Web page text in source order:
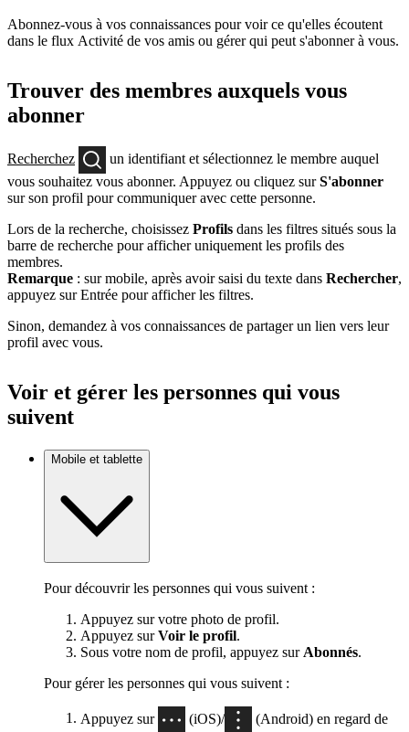
Abonnez-vous à vos connaissances pour voir ce qu'elles écoutent
dans le flux Activité de vos amis ou gérer qui peut s'abonner à vous.
Trouver des membres auxquels vous
abonner
Recherchez
un identifiant et sélectionnez le membre auquel
vous souhaitez vous abonner. Appuyez ou cliquez surS'abonner
sur son profil pour communiquer avec cette personne.
Lors de la recherche, choisissez Profils dans les filtres situés sous la
barre de recherche pour afficher uniquement les profils des
membres.
Remarque : sur mobile, après avoir saisi du texte dans Rechercher,
appuyez sur Entrée pour afficher les filtres.
Sinon, demandez à vos connaissances de partager un lien vers leur
profil avec vous.
Voir et gérer les personnes qui vous
suivent
Mobile et tablette
Pour découvrir les personnes qui vous suivent :
Appuyez sur votre photo de profil.
Appuyez surVoir le profil.
Sous votre nom de profil, appuyez sur Abonnés.
Pour gérer les personnes qui vous suivent :
Appuyez sur (iOS)/
(Android) en regard de